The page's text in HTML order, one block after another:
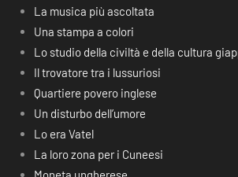
La musica più ascoltata
Una stampa a colori
Lo studio della civiltà e della cultura
Il trovatore tra i lussuriosi
Quartiere povero inglese
Un disturbo dell’umore
Lo era Vatel
La loro zona per i Cuneesi